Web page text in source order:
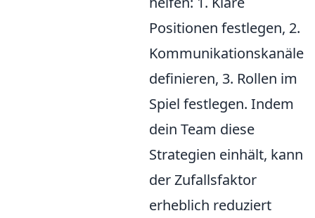
Positionen festlegen, 2.
Kommunikationskanäle
definieren, 3. Rollen im
Spiel festlegen. Indem
dein Team diese
Strategien einhält, kann
der Zufallsfaktor
erheblich reduziert